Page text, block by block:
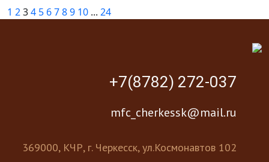
1 234 5 6789 10 ... 24
+7(8782) 272-037
mfc_cherkessk@mail.ru
369000, КЧР, г. Черкесск, ул.Космонавтов 102